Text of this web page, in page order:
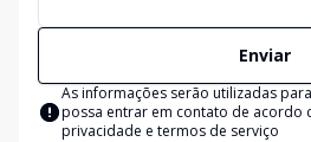
Enviar
As informações serão utilizadas
possa entrar em contato de acordo
privacidade e termos de serviço